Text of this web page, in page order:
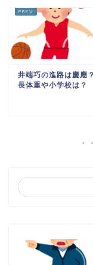
井端巧の進路は慶應
長体重や小学校は？